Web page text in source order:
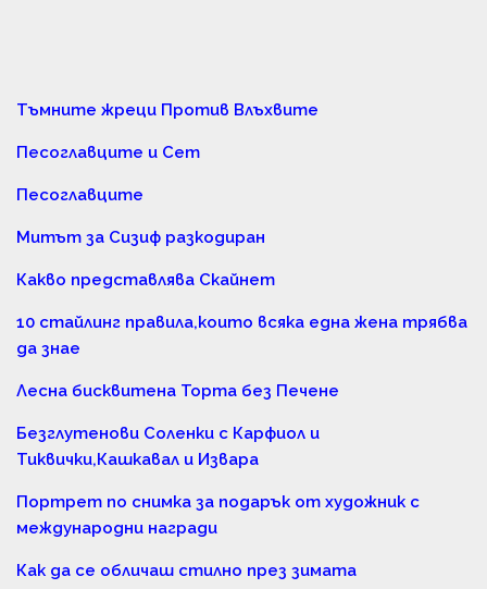
Тъмните жреци Против Влъхвите
Песоглавците и Сет
Песоглавците
Митът за Сизиф разкодиран
Какво представлява Скайнет
10 стайлинг правила,които всяка една жена трябва
да знае
Лесна бисквитена Торта без Печене
Безглутенови Соленки с Карфиол и
Тиквички,Кашкавал и Извара
Портрет по снимка за подарък от художник с
международни награди
Как да се обличаш стилно през зимата